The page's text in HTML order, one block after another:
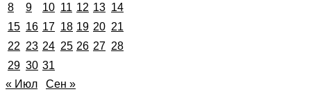
8
9 10 11 12 13 14
15 16 17 18 19 20 21
22 23 24 25 26 27 28
29 30 31
« Июл
Сен »